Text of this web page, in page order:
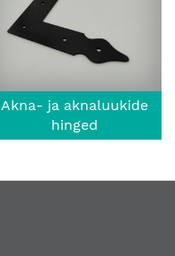
Akna- ja aknaluukide
hinged